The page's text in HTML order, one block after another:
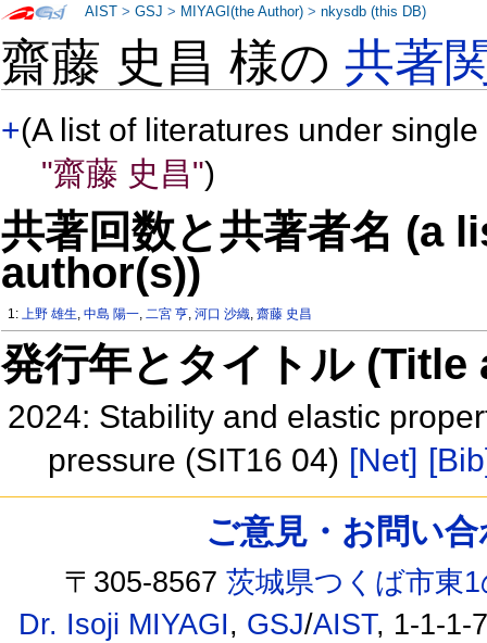
齋藤 史昌 様の共著
+(A list of literatures under
"齋藤 史昌")
共著回数と共著者名 (a
author(s))
1:上野 雄生,中島 陽一,二宮 亨,河口 沙織,齋藤 史昌
発行年とタイトル
2024: Stability and elastic
pressure (SIT16 04) [Net]
AIST >GSJ > MIYAGI(the Author) >nkysdb (this DB)
ご意見・お問い
〒305-8567茨城県つくば市東
Dr. Isoji MIYAGI, GSJ/AIST, 1-1-1-